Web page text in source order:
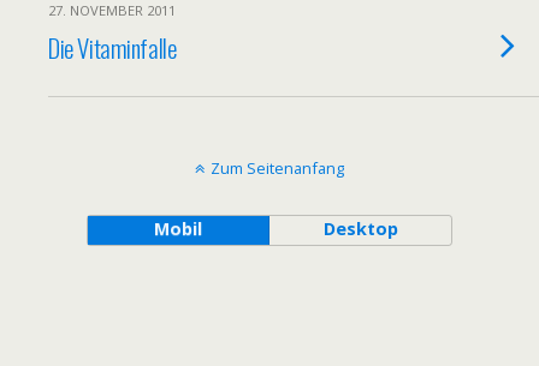
27. NOVEMBER 2011
Die Vitaminfalle
Zum Seitenanfang
Mobil Desktop